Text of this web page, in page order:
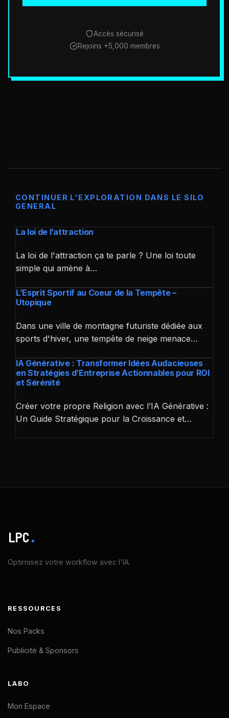
Accès sécurisé
Rejoins +5,000 membres
CONTINUER L'EXPLORATION DANS LE SILO
GENERAL
La loi de l’attraction
La loi de l'attraction ça te parle ? Une loi toute
simple qui amène à…
L’Esprit Sportif au Coeur de la Tempête –
Utopique
Dans une ville de montagne futuriste dédiée aux
sports d'hiver, une tempête de neige menace…
IA Générative : Transformer Idées Audacieuses
en Stratégies d’Entreprise Actionnables pour ROI
et Sérénité
Créer votre propre Religion avec l’IA Générative :
Un Guide Stratégique pour la Croissance et…
LPC.
Optimisez votre workflow avec l'IA.
RESSOURCES
Nos Packs
Publicité & Sponsors
LABO
Mon Espace